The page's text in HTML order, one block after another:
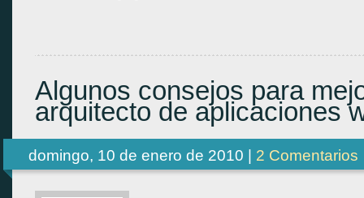
Algunos consejos para
arquitecto de aplicaciones
domingo, 10 de enero de 2010 | 2 Comentarios